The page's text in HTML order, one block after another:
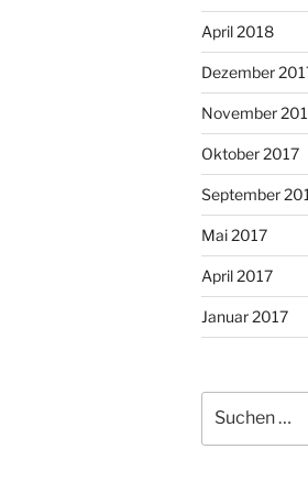
April 2018
Dezember
November
Oktober 2017
September
Mai 2017
April 2017
Januar 2017
nach: